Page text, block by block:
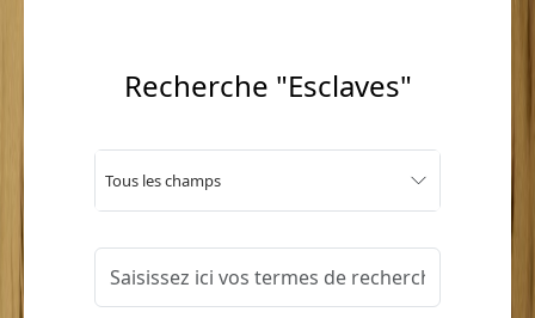
Recherche "Esclaves"
Tous les champs